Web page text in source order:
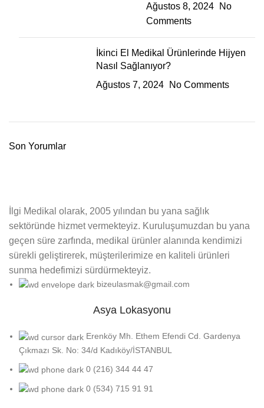
Ağustos 8, 2024
No
Comments
İkinci El Medikal Ürünlerinde Hijyen
Nasıl Sağlanıyor?
Ağustos 7, 2024
No Comments
Son Yorumlar
İlgi Medikal olarak, 2005 yılından bu yana sağlık
sektöründe hizmet vermekteyiz. Kuruluşumuzdan bu yana
geçen süre zarfında, medikal ürünler alanında kendimizi
sürekli geliştirerek, müşterilerimize en kaliteli ürünleri
sunma hedefimizi sürdürmekteyiz.
bizeulasmak@gmail.com
Asya Lokasyonu
Erenköy Mh. Ethem Efendi Cd. Gardenya
Çıkmazı Sk. No: 34/d Kadıköy/İSTANBUL
0 (216) 344 44 47
0 (534) 715 91 91